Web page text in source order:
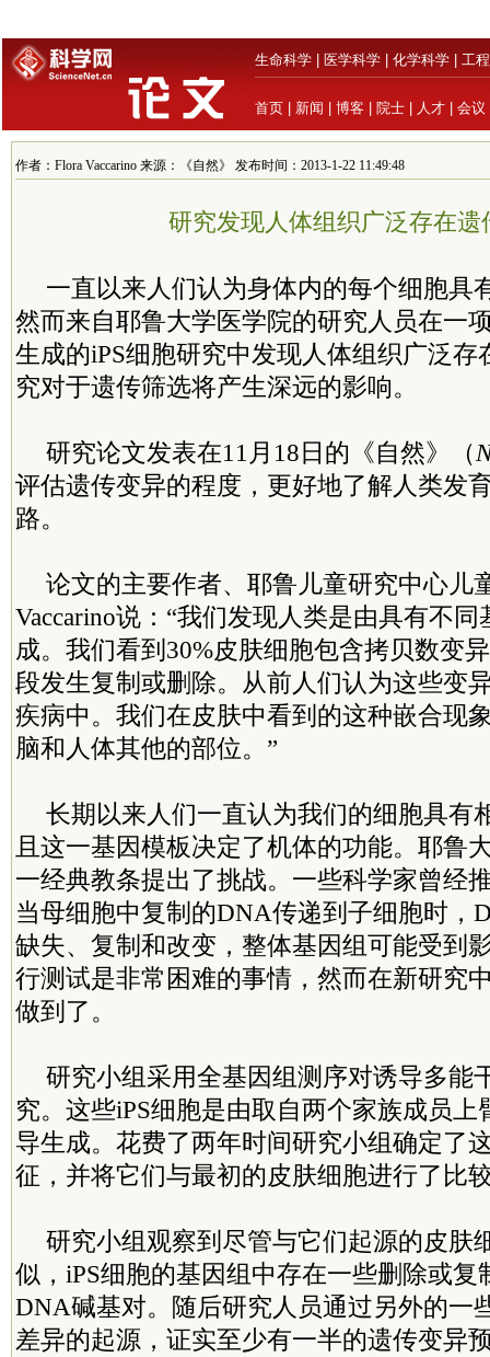
生命科学 医学科学 化学科学 工
首页 新闻 博客 院士 人才 会议
作者：Flora Vaccarino 来源：《自然》 发布时间：2013-1-22 11:49:48
研究发现人体组织广泛存在遗
一直以来人们认为身体内的每个细胞具
然而来自耶鲁大学医学院的研究人员在一
生成的iPS细胞研究中发现人体组织广泛存
究对于遗传筛选将产生深远的影响。
研究论文发表在11月18日的《自然》（
评估遗传变异的程度，更好地了解人类发
路。
论文的主要作者、耶鲁儿童研究中心儿
Vaccarino说：“我们发现人类是由具有不
成。我们看到30%皮肤细胞包含拷贝数变
段发生复制或删除。从前人们认为这些变
疾病中。我们在皮肤中看到的这种嵌合现
脑和人体其他的部位。”
长期以来人们一直认为我们的细胞具有
且这一基因模板决定了机体的功能。耶鲁
一经典教条提出了挑战。一些科学家曾经
当母细胞中复制的DNA传递到子细胞时，
缺失、复制和改变，整体基因组可能受到
行测试是非常困难的事情，然而在新研究
做到了。
研究小组采用全基因组测序对诱导多能
究。这些iPS细胞是由取自两个家族成员
导生成。花费了两年时间研究小组确定了
征，并将它们与最初的皮肤细胞进行了比
研究小组观察到尽管与它们起源的皮肤
似，iPS细胞的基因组中存在一些删除或复
DNA碱基对。随后研究人员通过另外的一
差异的起源，证实至少有一半的遗传变异